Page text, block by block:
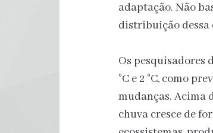
adaptação. Não
distribuição dessa
Os pesquisadores
°C e 2 °C, como
mudanças. Acima
chuva cresce de